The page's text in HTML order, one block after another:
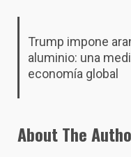
Trump impone
aluminio: una
economía global
About The